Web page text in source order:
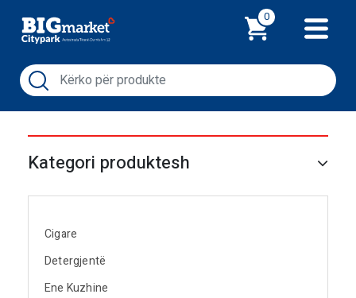
0
Kategori produktesh
Cigare
Detergjentë
Ene Kuzhine